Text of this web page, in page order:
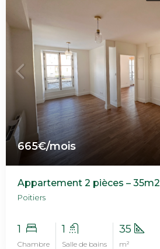
665€/mois
Appartement 2 pièces – 35m2
Poitiers
1
Chambre
1
Salle de bains
35
m²